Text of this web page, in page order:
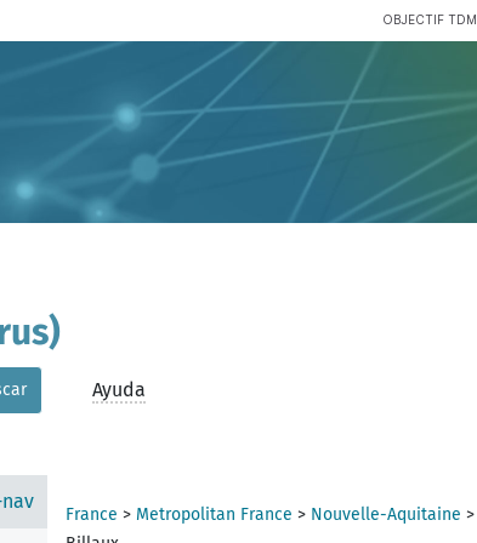
OBJECTIF TDM
Ayuda
France > Metropolitan France > Nouvelle-Aquitaine >